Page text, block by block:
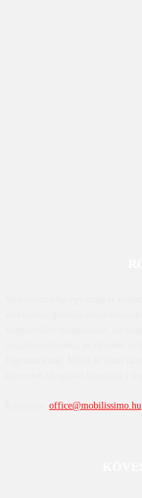
office@mobilissimo.hu